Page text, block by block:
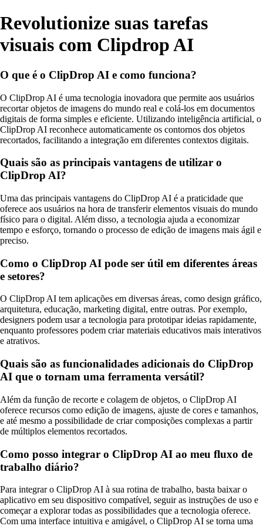
Revolutionize suas tarefas
visuais com Clipdrop AI
O que é o ClipDrop AI e como funciona?
O ClipDrop AI é uma tecnologia inovadora que permite aos usuários
recortar objetos de imagens do mundo real e colá-los em documentos
digitais de forma simples e eficiente. Utilizando inteligência artificial, o
ClipDrop AI reconhece automaticamente os contornos dos objetos
recortados, facilitando a integração em diferentes contextos digitais.
Quais são as principais vantagens de utilizar o
ClipDrop AI?
Uma das principais vantagens do ClipDrop AI é a praticidade que
oferece aos usuários na hora de transferir elementos visuais do mundo
físico para o digital. Além disso, a tecnologia ajuda a economizar
tempo e esforço, tornando o processo de edição de imagens mais ágil e
preciso.
Como o ClipDrop AI pode ser útil em diferentes áreas
e setores?
O ClipDrop AI tem aplicações em diversas áreas, como design gráfico,
arquitetura, educação, marketing digital, entre outras. Por exemplo,
designers podem usar a tecnologia para prototipar ideias rapidamente,
enquanto professores podem criar materiais educativos mais interativos
e atrativos.
Quais são as funcionalidades adicionais do ClipDrop
AI que o tornam uma ferramenta versátil?
Além da função de recorte e colagem de objetos, o ClipDrop AI
oferece recursos como edição de imagens, ajuste de cores e tamanhos,
e até mesmo a possibilidade de criar composições complexas a partir
de múltiplos elementos recortados.
Como posso integrar o ClipDrop AI ao meu fluxo de
trabalho diário?
Para integrar o ClipDrop AI à sua rotina de trabalho, basta baixar o
aplicativo em seu dispositivo compatível, seguir as instruções de uso e
começar a explorar todas as possibilidades que a tecnologia oferece.
Com uma interface intuitiva e amigável, o ClipDrop AI se torna uma